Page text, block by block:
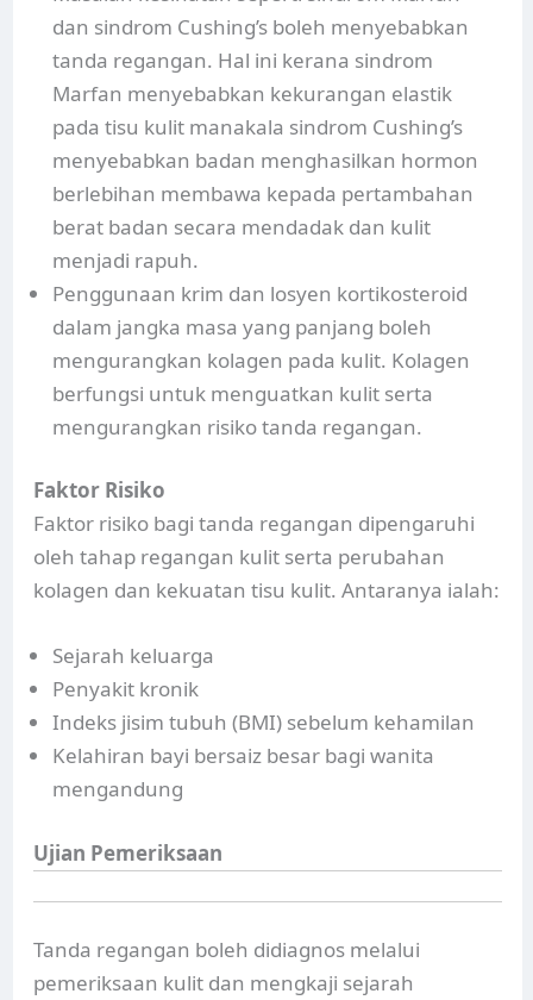
dan sindrom Cushing’s boleh menyebabkan
tanda regangan. Hal ini kerana sindrom
Marfan menyebabkan kekurangan elastik
pada tisu kulit manakala sindrom Cushing’s
menyebabkan badan menghasilkan hormon
berlebihan membawa kepada pertambahan
berat badan secara mendadak dan kulit
menjadi rapuh.
Penggunaan krim dan losyen kortikosteroid
dalam jangka masa yang panjang boleh
mengurangkan kolagen pada kulit. Kolagen
berfungsi untuk menguatkan kulit serta
mengurangkan risiko tanda regangan.
Faktor Risiko
Faktor risiko bagi tanda regangan dipengaruhi
oleh tahap regangan kulit serta perubahan
kolagen dan kekuatan tisu kulit. Antaranya ialah:
Sejarah keluarga
Penyakit kronik
Indeks jisim tubuh (BMI) sebelum kehamilan
Kelahiran bayi bersaiz besar bagi wanita
mengandung
Ujian Pemeriksaan
Tanda regangan boleh didiagnos melalui
pemeriksaan kulit dan mengkaji sejarah